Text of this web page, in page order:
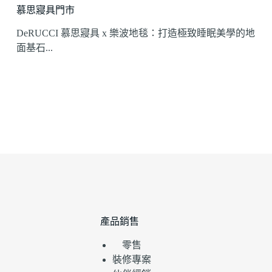
慕思寢具門市
DeRUCCI 慕思寢具 x 樂波地毯：打造極致睡眠美學的地
面基石...
產品銷售
零售
裝修專案